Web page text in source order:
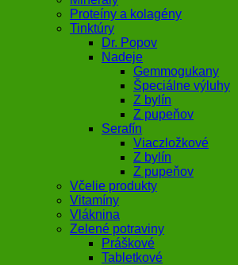
Proteíny a kolagény
Tinktúry
Dr. Popov
Nadeje
Gemmogukany
Špeciálne výluhy
Z bylín
Z pupeňov
Serafín
Viaczložkové
Z bylín
Z pupeňov
Včelie produkty
Vitamíny
Vláknina
Zelené potraviny
Práškové
Tabletkové